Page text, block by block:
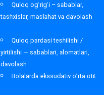
Quloq og’rig’i – sabablar,
tashxislar, maslahat va davolash
Quloq pardasi teshilishi /
yirtilishi — sabablari, alomatlari,
davolash
Bolalarda ekssudativ o’rta otit